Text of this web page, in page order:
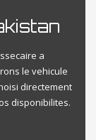
a
le vehicule
directement
disponibilites.